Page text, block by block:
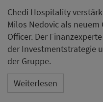
Chedi Hospitality
Milos Nedovic als
Officer. Der
der Investmentstrategie
der Gruppe.
Weiterlesen